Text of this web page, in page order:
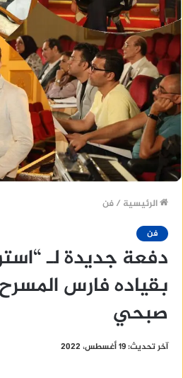
الرئيسية /فن
فن
دفعة جديدة لـ
بقياده فارس
صبحي
آخر تحديث: 19 أغسطس، 2022